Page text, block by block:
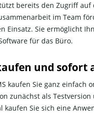
bereits den Zugriff
im Team
Einsatz. Sie ermöglicht
für das Büro.
und sofort
kaufen Sie ganz
zunächst als
kaufen Sie sich eine